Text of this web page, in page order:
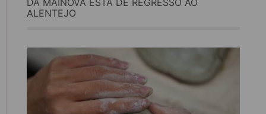
DA MAINOVA ESTÁ DE REGRESSO AO
ALENTEJO